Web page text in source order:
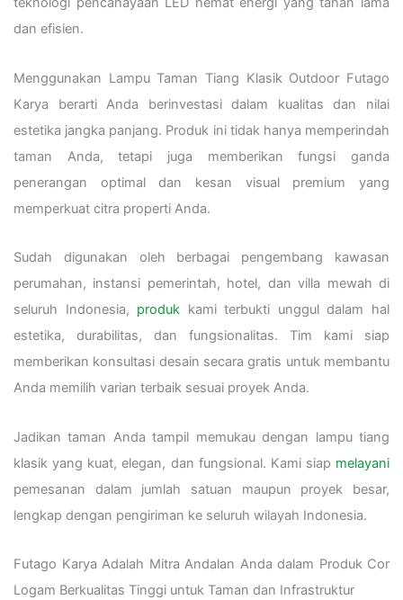
dan efisien.
Menggunakan Lampu Taman Tiang Klasik Outdoor Futago
Karya berarti Anda berinvestasi dalam kualitas dan nilai
estetika jangka panjang. Produk ini tidak hanya memperindah
taman Anda, tetapi juga memberikan fungsi ganda
penerangan optimal dan kesan visual premium yang
memperkuat citra properti Anda.
Sudah digunakan oleh berbagai pengembang kawasan
perumahan, instansi pemerintah, hotel, dan villa mewah di
seluruh Indonesia, produk kami terbukti unggul dalam hal
estetika, durabilitas, dan fungsionalitas. Tim kami siap
memberikan konsultasi desain secara gratis untuk membantu
Anda memilih varian terbaik sesuai proyek Anda.
Jadikan taman Anda tampil memukau dengan lampu tiang
klasik yang kuat, elegan, dan fungsional. Kami siap melayani
pemesanan dalam jumlah satuan maupun proyek besar,
lengkap dengan pengiriman ke seluruh wilayah Indonesia.
Futago Karya Adalah Mitra Andalan Anda dalam Produk Cor
Logam Berkualitas Tinggi untuk Taman dan Infrastruktur